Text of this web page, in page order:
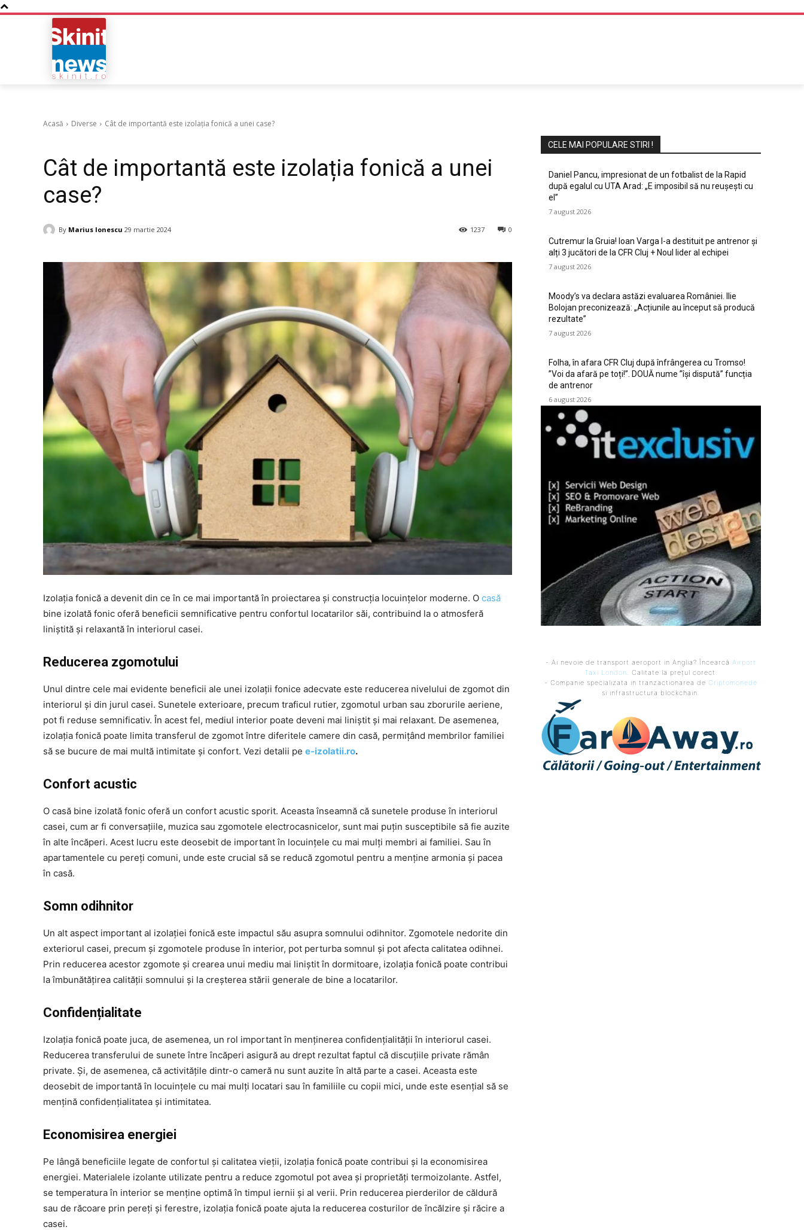
Acasă Diverse Cât de importantă este izolația fonică a unei case?
Cât de importantă este izolația fonică a unei
case?
By Marius Ionescu 29 martie 2024 0
1237
Izolația fonică a devenit din ce în ce mai importantă în proiectarea și construcția locuințelor moderne. O casă
bine izolată fonic oferă beneficii semnificative pentru confortul locatarilor săi, contribuind la o atmosferă
liniștită și relaxantă în interiorul casei.
Reducerea zgomotului
Unul dintre cele mai evidente beneficii ale unei izolații fonice adecvate este reducerea nivelului de zgomot din
interiorul și din jurul casei. Sunetele exterioare, precum traficul rutier, zgomotul urban sau zborurile aeriene,
pot fi reduse semnificativ. În acest fel, mediul interior poate deveni mai liniștit și mai relaxant. De asemenea,
izolația fonică poate limita transferul de zgomot între diferitele camere din casă, permițând membrilor familiei
să se bucure de mai multă intimitate și confort. Vezi detalii pe e-izolatii.ro.
Confort acustic
O casă bine izolată fonic oferă un confort acustic sporit. Aceasta înseamnă că sunetele produse în interiorul
casei, cum ar fi conversațiile, muzica sau zgomotele electrocasnicelor, sunt mai puțin susceptibile să fie auzite
în alte încăperi. Acest lucru este deosebit de important în locuințele cu mai mulți membri ai familiei. Sau în
apartamentele cu pereți comuni, unde este crucial să se reducă zgomotul pentru a menține armonia și pacea
în casă.
Somn odihnitor
Un alt aspect important al izolației fonică este impactul său asupra somnului odihnitor. Zgomotele nedorite din
exteriorul casei, precum și zgomotele produse în interior, pot perturba somnul și pot afecta calitatea odihnei.
Prin reducerea acestor zgomote și crearea unui mediu mai liniștit în dormitoare, izolația fonică poate contribui
la îmbunătățirea calității somnului și la creșterea stării generale de bine a locatarilor.
Confidențialitate
Izolația fonică poate juca, de asemenea, un rol important în menținerea confidențialității în interiorul casei.
Reducerea transferului de sunete între încăperi asigură au drept rezultat faptul că discuțiile private rămân
private. Și, de asemenea, că activitățile dintr-o cameră nu sunt auzite în altă parte a casei. Aceasta este
deosebit de importantă în locuințele cu mai mulți locatari sau în familiile cu copii mici, unde este esențial să se
mențină confidențialitatea și intimitatea.
Economisirea energiei
Pe lângă beneficiile legate de confortul și calitatea vieții, izolația fonică poate contribui și la economisirea
energiei. Materialele izolante utilizate pentru a reduce zgomotul pot avea și proprietăți termoizolante. Astfel,
se temperatura în interior se menține optimă în timpul iernii și al verii. Prin reducerea pierderilor de căldură
sau de răcoare prin pereți și ferestre, izolația fonică poate ajuta la reducerea costurilor de încălzire și răcire a
casei.
CELE MAI POPULARE STIRI !
Daniel Pancu, impresionat de un fotbalist de la Rapid
după egalul cu UTA Arad: „E imposibil să nu reușești cu
el”
7 august 2026
Cutremur la Gruia! Ioan Varga l-a destituit pe antrenor și
alți 3 jucători de la CFR Cluj + Noul lider al echipei
7 august 2026
Moody’s va declara astăzi evaluarea României. Ilie
Bolojan preconizează: „Acțiunile au început să producă
rezultate”
7 august 2026
Folha, în afara CFR Cluj după înfrângerea cu Tromso!
”Voi da afară pe toți!”. DOUĂ nume ”își dispută” funcția
de antrenor
6 august 2026
- Ai nevoie de transport aeroport in Anglia? Încearcă Airport
Taxi London. Calitate la prețul corect.
- Companie specializata in tranzactionarea de Criptomonede
si infrastructura blockchain.